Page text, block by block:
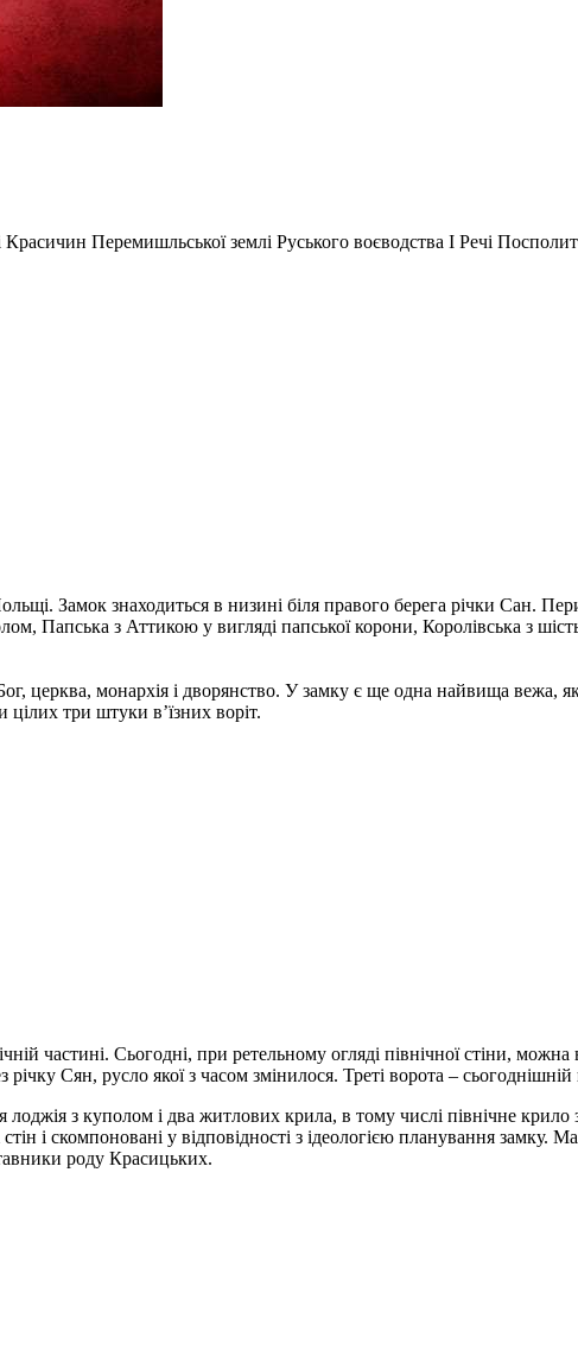
Перемишльської землі Руського воєводства І Речі
Замок знаходиться в низині біля правого берега річки Сан.
Папська з Аттикою у вигляді папської корони, Королівська з
церква, монархія і дворянство. У замку є ще одна найвища вежа,
цілих три штуки в’їзних воріт.
частині. Сьогодні, при ретельному огляді північної стіни,
Сян, русло якої з часом змінилося. Треті ворота – сьогоднішній
з куполом і два житлових крила, в тому числі північне
і скомпоновані у відповідності з ідеологією планування
роду Красицьких.